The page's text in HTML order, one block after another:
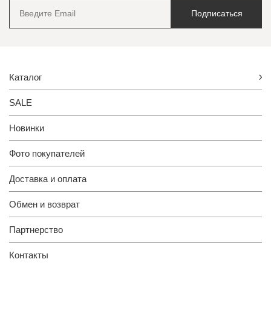
Подписаться
Каталог
SALE
Новинки
Фото покупателей
Доставка и оплата
Обмен и возврат
Партнерство
Контакты